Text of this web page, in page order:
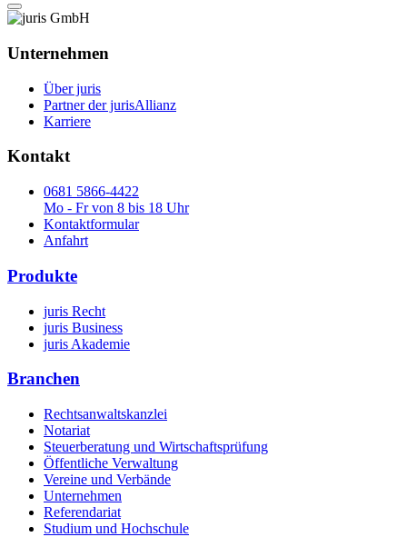
Unternehmen
Über juris
Partner der jurisAllianz
Karriere
Kontakt
0681 5866-4422
Mo - Fr von 8 bis 18 Uhr
Kontaktformular
Anfahrt
Produkte
juris Recht
juris Business
juris Akademie
Branchen
Rechtsanwaltskanzlei
Notariat
Steuerberatung und Wirtschaftsprüfung
Öffentliche Verwaltung
Vereine und Verbände
Unternehmen
Referendariat
Studium und Hochschule